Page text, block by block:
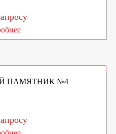
ПАМЯТНИК №4